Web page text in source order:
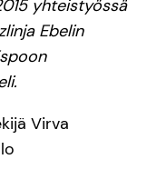
yhteistyössä
Ebelin
Virva